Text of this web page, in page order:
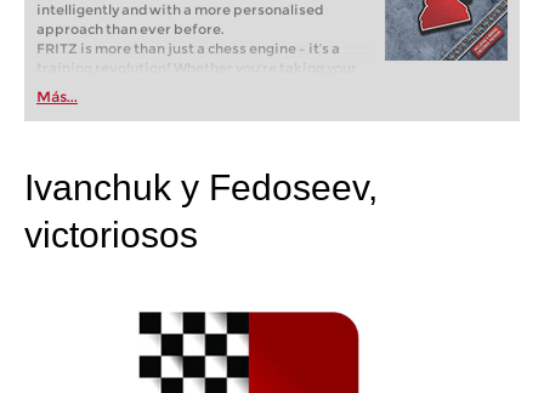
intelligently and with a more personalised
approach than ever before.
FRITZ is more than just a chess engine – it’s a
training revolution! Whether you’re taking your
first steps into the world of club chess, or already
playing at a tournament level: with FRITZ, you can
train more efficiently, intelligently and with a
Más...
Ivanchuk y Fedoseev,
victoriosos